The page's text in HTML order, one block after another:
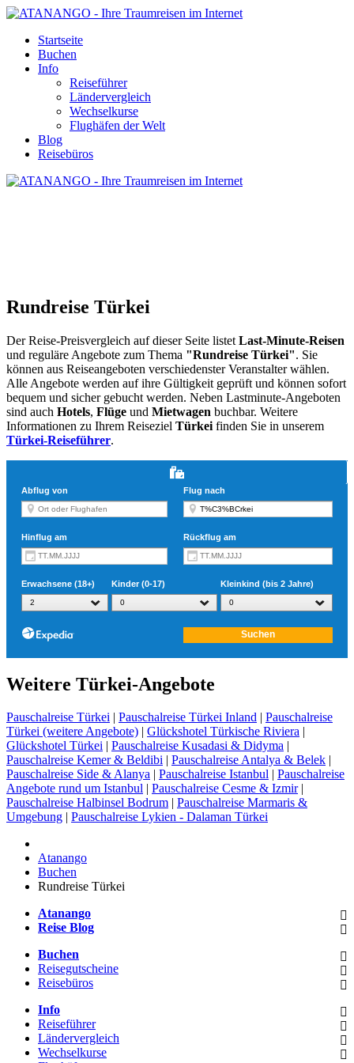
Startseite
Buchen
Info
Reiseführer
Ländervergleich
Wechselkurse
Flughäfen der Welt
Blog
Reisebüros
Rundreise Türkei
Der Reise-Preisvergleich auf dieser Seite listet Last-Minute-Reisen
und reguläre Angebote zum Thema "Rundreise Türkei". Sie
können aus Reiseangeboten verschiedenster Veranstalter wählen.
Alle Angebote werden auf ihre Gültigkeit geprüft und können sofort
bequem und sicher gebucht werden. Neben Lastminute-Angeboten
sind auch Hotels, Flüge und Mietwagen buchbar. Weitere
Informationen zu Ihrem Reiseziel Türkei finden Sie in unserem
Türkei-Reiseführer.
Weitere Türkei-Angebote
Pauschalreise Türkei | Pauschalreise Türkei Inland | Pauschalreise
Türkei (weitere Angebote) | Glückshotel Türkische Riviera |
Glückshotel Türkei | Pauschalreise Kusadasi & Didyma |
Pauschalreise Kemer & Beldibi | Pauschalreise Antalya & Belek |
Pauschalreise Side & Alanya | Pauschalreise Istanbul | Pauschalreise
Angebote rund um Istanbul | Pauschalreise Cesme & Izmir|
Pauschalreise Halbinsel Bodrum | Pauschalreise Marmaris &
Umgebung | Pauschalreise Lykien - Dalaman Türkei
Atanango
Buchen
Rundreise Türkei
Atanango
Reise Blog
Buchen
Reisegutscheine
Reisebüros
Info
Reiseführer
Ländervergleich
Wechselkurse